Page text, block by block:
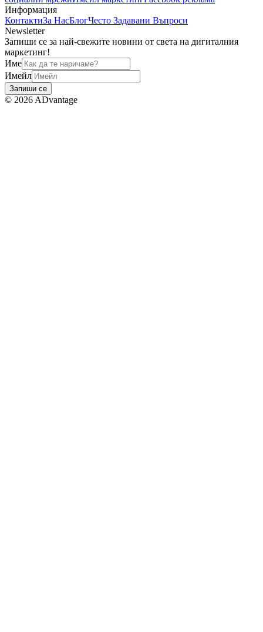
Информация
КонтактиЗа НасБлогЧесто Задавани Въпроси
Newsletter
Запиши се за най-свежите новини от света на дигиталния
маркетинг!
Име
Имейл
Запиши се
© 2026 ADvantage